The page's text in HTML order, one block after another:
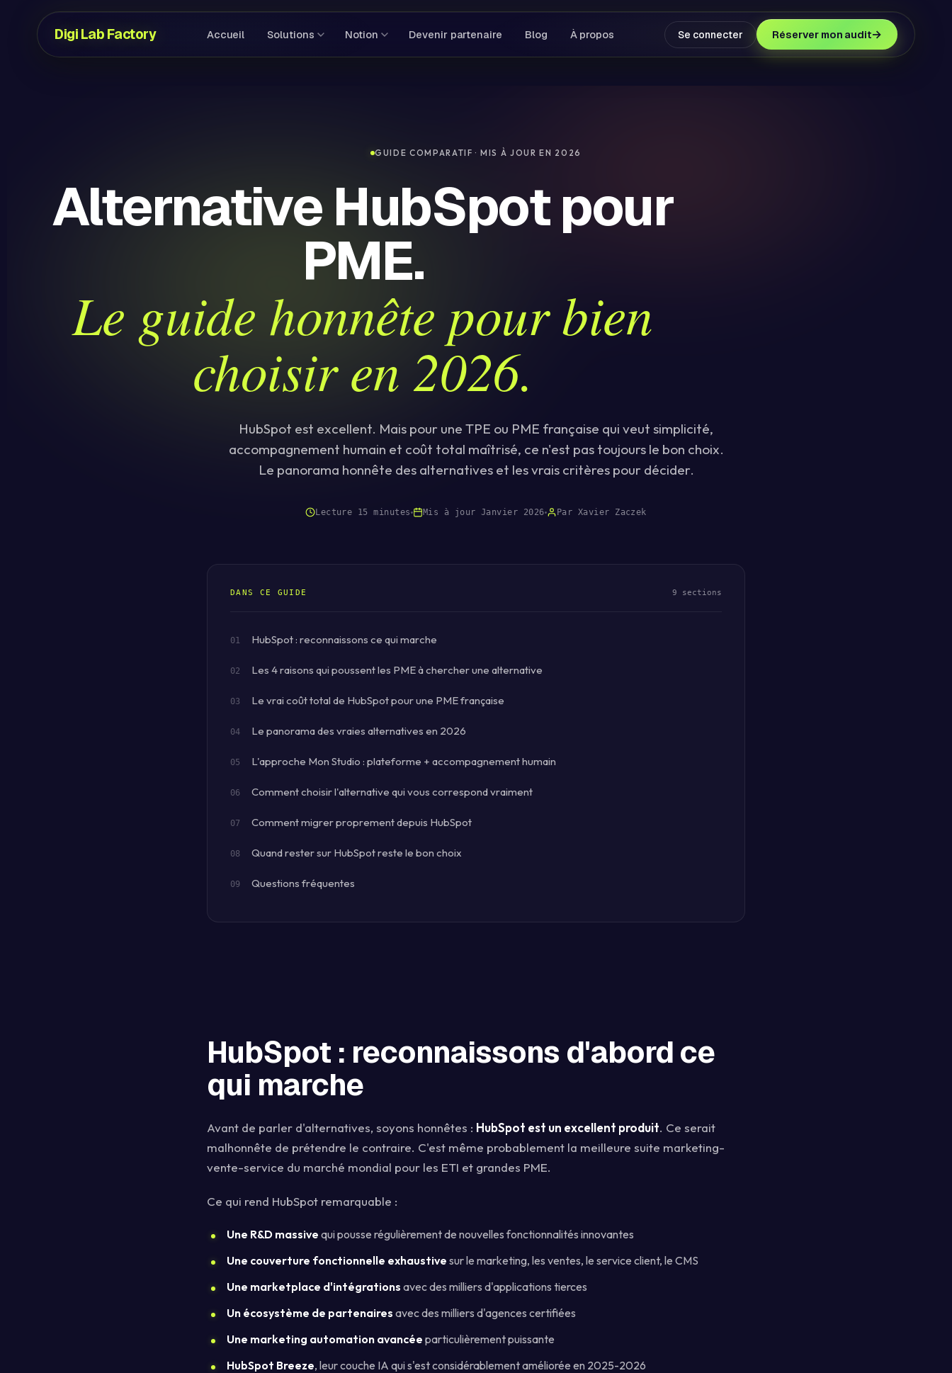
Digi Lab Factory Accueil Solutions Notion Devenir partenaire Blog À propos Se connecter Réserver mon audit→
GUIDE COMPARATIF · MIS À JOUR EN 2026
Alternative HubSpot pour
PME.
Le guide honnête pour bien
choisir en 2026.
HubSpot est excellent. Mais pour une TPE ou PME française qui veut simplicité,
accompagnement humain et coût total maîtrisé, ce n'est pas toujours le bon choix.
Le panorama honnête des alternatives et les vrais critères pour décider.
Lecture 15 minutes Mis à jour Janvier 2026 Par Xavier Zaczek
DANS CE GUIDE 9 sections
HubSpot : reconnaissons ce qui marche
Les 4 raisons qui poussent les PME à chercher une alternative
Le vrai coût total de HubSpot pour une PME française
Le panorama des vraies alternatives en 2026
L'approche Mon Studio : plateforme + accompagnement humain
Comment choisir l'alternative qui vous correspond vraiment
Comment migrer proprement depuis HubSpot
Quand rester sur HubSpot reste le bon choix
Questions fréquentes
HubSpot : reconnaissons d'abord ce
qui marche
Avant de parler d'alternatives, soyons honnêtes : HubSpot est un excellent produit. Ce serait
malhonnête de prétendre le contraire. C'est même probablement la meilleure suite marketing-
vente-service du marché mondial pour les ETI et grandes PME.
Ce qui rend HubSpot remarquable :
Une R&D massive qui pousse régulièrement de nouvelles fonctionnalités innovantes
Une couverture fonctionnelle exhaustive sur le marketing, les ventes, le service client, le CMS
Une marketplace d'intégrations avec des milliers d'applications tierces
Un écosystème de partenaires avec des milliers d'agences certifiées
Une marketing automation avancée particulièrement puissante
HubSpot Breeze, leur couche IA qui s'est considérablement améliorée en 2025-2026